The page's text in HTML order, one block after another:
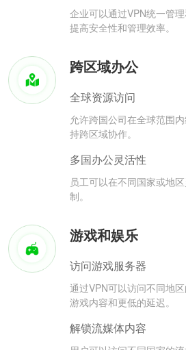
企业可以通过VPN统一管
提高安全性和管理效率。
跨区域办公
全球资源访问
允许跨国公司在全球范围
持跨区域协作。
多国办公灵活性
员工可以在不同国家或地
制。
游戏和娱乐
访问游戏服务器
通过VPN可以访问不同地
游戏内容和更低的延迟。
解锁流媒体内容